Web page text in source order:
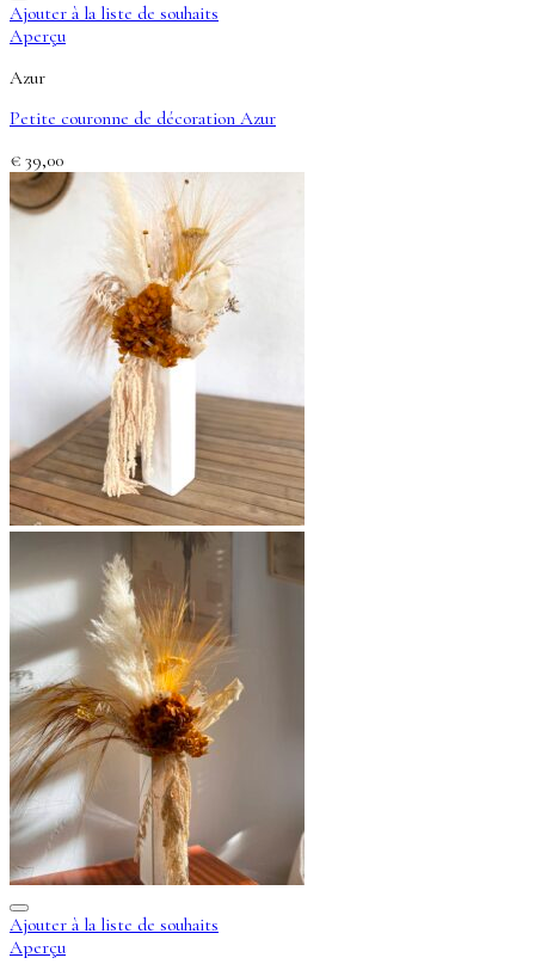
Ajouter à la liste de souhaits
Aperçu
Azur
Petite couronne de décoration Azur
€ 39,00
Ajouter à la liste de souhaits
Aperçu